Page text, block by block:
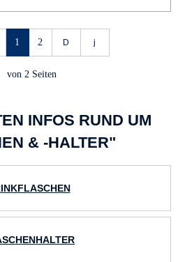
1 2
von 2 Seiten
INFOS RUND UM
& -HALTER"